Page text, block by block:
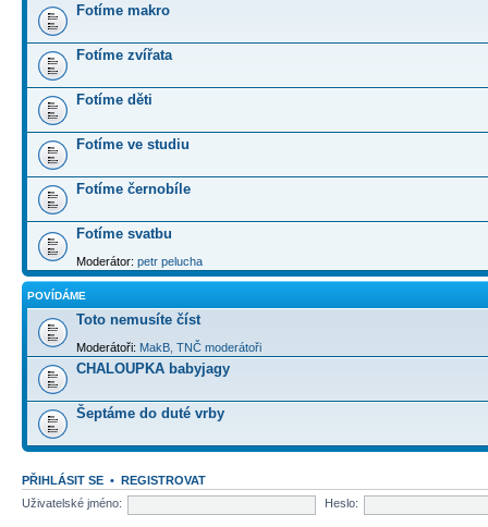
Fotíme makro
Fotíme zvířata
Fotíme děti
Fotíme ve studiu
Fotíme černobíle
Fotíme svatbu
Moderátor: petr pelucha
POVÍDÁME
Toto nemusíte číst
Moderátoři: MakB TNČ moderátoři
CHALOUPKA babyjagy
Šeptáme do duté vrby
PŘIHLÁSIT SE • REGISTROVAT
Uživatelské jméno:
Heslo: